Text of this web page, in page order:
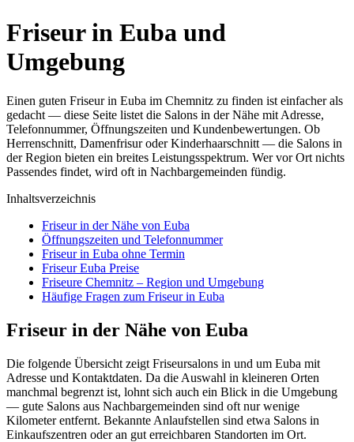
Friseur in Euba und
Umgebung
Einen guten Friseur in Euba im Chemnitz zu finden ist einfacher als
gedacht — diese Seite listet die Salons in der Nähe mit Adresse,
Telefonnummer, Öffnungszeiten und Kundenbewertungen. Ob
Herrenschnitt, Damenfrisur oder Kinderhaarschnitt — die Salons in
der Region bieten ein breites Leistungsspektrum. Wer vor Ort nichts
Passendes findet, wird oft in Nachbargemeinden fündig.
Inhaltsverzeichnis
Friseur in der Nähe von Euba
Öffnungszeiten und Telefonnummer
Friseur in Euba ohne Termin
Friseur Euba Preise
Friseure Chemnitz – Region und Umgebung
Häufige Fragen zum Friseur in Euba
Friseur in der Nähe von Euba
Die folgende Übersicht zeigt Friseursalons in und um Euba mit
Adresse und Kontaktdaten. Da die Auswahl in kleineren Orten
manchmal begrenzt ist, lohnt sich auch ein Blick in die Umgebung
— gute Salons aus Nachbargemeinden sind oft nur wenige
Kilometer entfernt. Bekannte Anlaufstellen sind etwa Salons in
Einkaufszentren oder an gut erreichbaren Standorten im Ort.